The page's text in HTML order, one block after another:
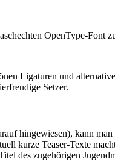
OpenType-
Ligaturen und
Setzer.
hingewiesen), kann
kurze Teaser-Texte
des zugehörigen